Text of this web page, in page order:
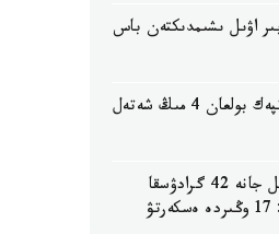
اۋىل ىشىمدىكتەن باس
شىلدەدە شەكارادان وتپەك بولعان 4 مىڭ شەتەل
نايزاعاي، شاڭدى داۋىل جانە 42 گرادۋسقا
دەيىنگى اپتاپ ىستىق: 17 وڭىردە ەسكەرتۋ